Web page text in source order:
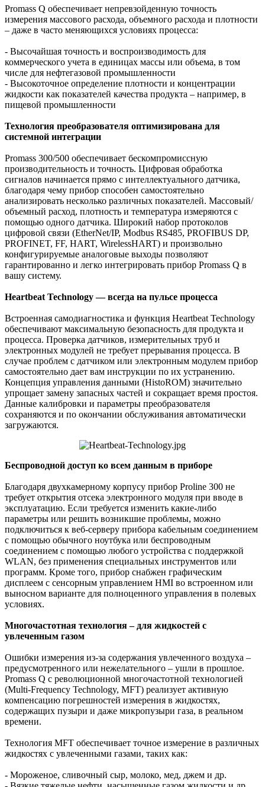
Promass Q обеспечивает непревзойденную точность
измерения массового расхода, объемного расхода и плотности
– даже в часто меняющихся условиях процесса:
- Высочайшая точность и воспроизводимость для
коммерческого учета в единицах массы или объема, в том
числе для нефтегазовой промышленности
- Высокоточное определение плотности и концентрации
жидкости как показателей качества продукта – например, в
пищевой промышленности
Технология преобразователя оптимизирована для
системной интеграции
Promass 300/500 обеспечивает бескомпромиссную
производительность и точность. Цифровая обработка
сигналов начинается прямо с интеллектуального датчика,
благодаря чему прибор способен самостоятельно
анализировать несколько различных показателей. Массовый/
объемный расход, плотность и температура измеряются с
помощью одного датчика. Широкий набор протоколов
цифровой связи (EtherNet/IP, Modbus RS485, PROFIBUS DP,
PROFINET, FF, HART, WirelessHART) и произвольно
конфигурируемые аналоговые выходы позволяют
гарантированно и легко интегрировать прибор Promass Q в
вашу систему.
Heartbeat Technology — всегда на пульсе процесса
Встроенная самодиагностика и функция Heartbeat Technology
обеспечивают максимальную безопасность для продукта и
процесса. Проверка датчиков, измерительных труб и
электронных модулей не требует прерывания процесса. В
случае проблем с датчиком или электронным модулем прибор
самостоятельно дает вам инструкции по их устранению.
Концепция управления данными (HistoROM) значительно
упрощает замену запасных частей и сокращает время простоя.
Данные калибровки и параметры преобразователя
сохраняются и по окончании обслуживания автоматически
загружаются.
Беспроводной доступ ко всем данным в приборе
Благодаря двухкамерному корпусу прибор Proline 300 не
требует открытия отсека электронного модуля при вводе в
эксплуатацию. Если требуется изменить какие-либо
параметры или решить возникшие проблемы, можно
подключиться к веб-серверу прибора кабельным соединением
с помощью обычного ноутбука или беспроводным
соединением с помощью любого устройства с поддержкой
WLAN, без применения специальных инструментов или
программ. Кроме того, прибор снабжен графическим
дисплеем с сенсорным управлением HMI во встроенном или
выносном варианте для полноценного управления в полевых
условиях.
Многочастотная технология – для жидкостей с
увлеченным газом
Ошибки измерения из-за содержания увлеченного воздуха –
предусмотренного или нежелательного – ушли в прошлое.
Promass Q с революционной многочастотной технологией
(Multi-Frequency Technology, MFT) реализует активную
компенсацию погрешностей измерения в жидкостях,
содержащих пузыри и даже микропузыри газа, в реальном
времени.
Технология MFT обеспечивает точное измерение в различных
жидкостях с увлеченными газами, таких как:
- Мороженое, сливочный сыр, молоко, мед, джем и др.